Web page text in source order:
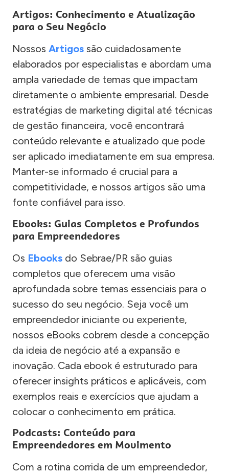
Artigos: Conhecimento e Atualização
para o Seu Negócio
Nossos Artigos são cuidadosamente
elaborados por especialistas e abordam uma
ampla variedade de temas que impactam
diretamente o ambiente empresarial. Desde
estratégias de marketing digital até técnicas
de gestão financeira, você encontrará
conteúdo relevante e atualizado que pode
ser aplicado imediatamente em sua empresa.
Manter-se informado é crucial para a
competitividade, e nossos artigos são uma
fonte confiável para isso.
Ebooks: Guias Completos e Profundos
para Empreendedores
Os Ebooks do Sebrae/PR são guias
completos que oferecem uma visão
aprofundada sobre temas essenciais para o
sucesso do seu negócio. Seja você um
empreendedor iniciante ou experiente,
nossos eBooks cobrem desde a concepção
da ideia de negócio até a expansão e
inovação. Cada ebook é estruturado para
oferecer insights práticos e aplicáveis, com
exemplos reais e exercícios que ajudam a
colocar o conhecimento em prática.
Podcasts: Conteúdo para
Empreendedores em Movimento
Com a rotina corrida de um empreendedor,